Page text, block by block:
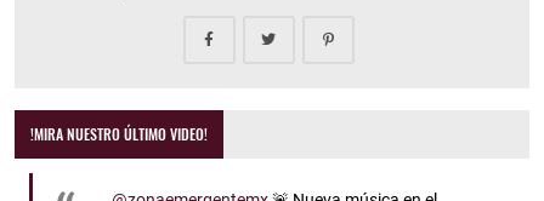
!MIRA NUESTRO ÚLTIMO VIDEO!